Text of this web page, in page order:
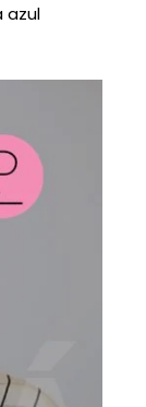
azul